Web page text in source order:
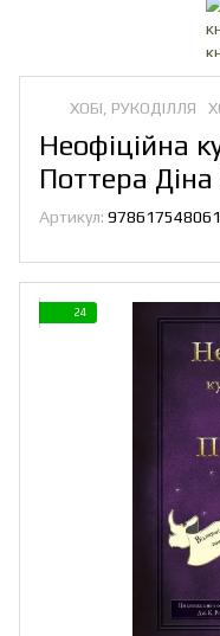
ХОБІ, РУКОДІЛЛЯ
Неофіційна
Поттера
Артикул:
24